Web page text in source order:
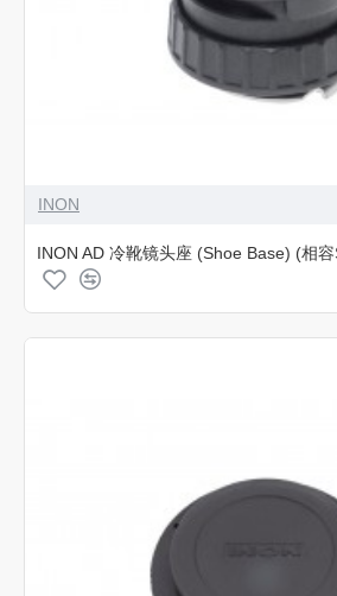
INON
INON AD 冷靴镜头座 (Shoe Base) (相